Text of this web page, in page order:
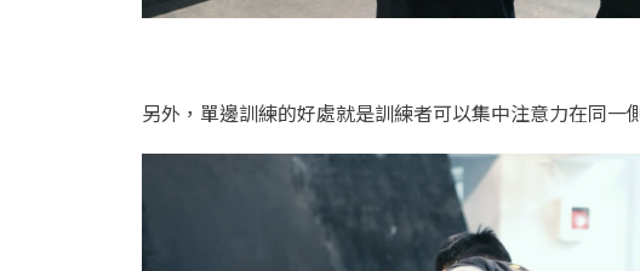
另外，單邊訓練的好處就是訓練者可以集中注意力在同一